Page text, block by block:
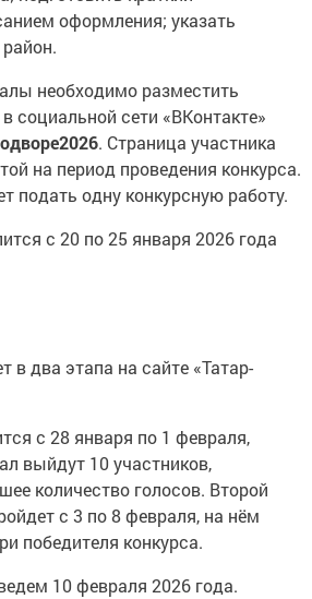
оформления; указать
необходимо разместить
социальной сети «ВКонтакте»
. Страница участника
на период проведения конкурса.
подать одну конкурсную работу.
с 20 по 25 января 2026 года
в два этапа на сайте «Татар-
с 28 января по 1 февраля,
выйдут 10 участников,
количество голосов. Второй
с 3 по 8 февраля, на нём
победителя конкурса.
10 февраля 2026 года.